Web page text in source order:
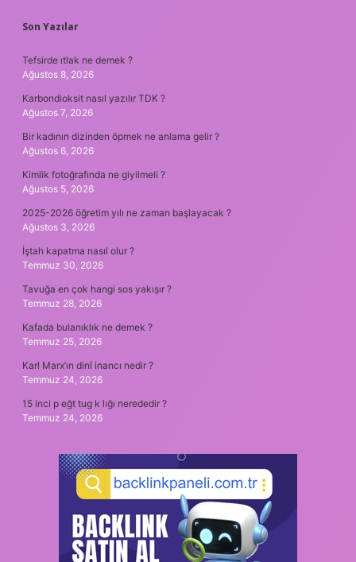
SIDEBAR
Son Yazılar
Tefsirde ıtlak ne demek ?
Ağustos 8, 2026
Karbondioksit nasıl yazılır TDK ?
Ağustos 7, 2026
Bir kadının dizinden öpmek ne anlama gelir ?
Ağustos 6, 2026
Kimlik fotoğrafında ne giyilmeli ?
Ağustos 5, 2026
2025-2026 öğretim yılı ne zaman başlayacak ?
Ağustos 3, 2026
İştah kapatma nasıl olur ?
Temmuz 30, 2026
Tavuğa en çok hangi sos yakışır ?
Temmuz 28, 2026
Kafada bulanıklık ne demek ?
Temmuz 25, 2026
Karl Marx’ın dinî inancı nedir ?
Temmuz 24, 2026
15 inci p eğt tug k lığı nerededir ?
Temmuz 24, 2026